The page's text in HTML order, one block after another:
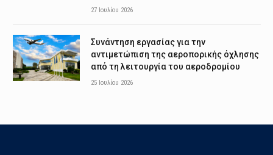
27 Ιουλίου 2026
Συνάντηση εργασίας για την
αντιμετώπιση της αεροπορικής όχλησης
από τη λειτουργία του αεροδρομίου
25 Ιουλίου 2026